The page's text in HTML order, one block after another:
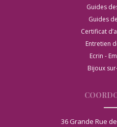
Guides
Guides
Certificat
Entretien
Ecrin -
Bijoux
36 Grande Rue